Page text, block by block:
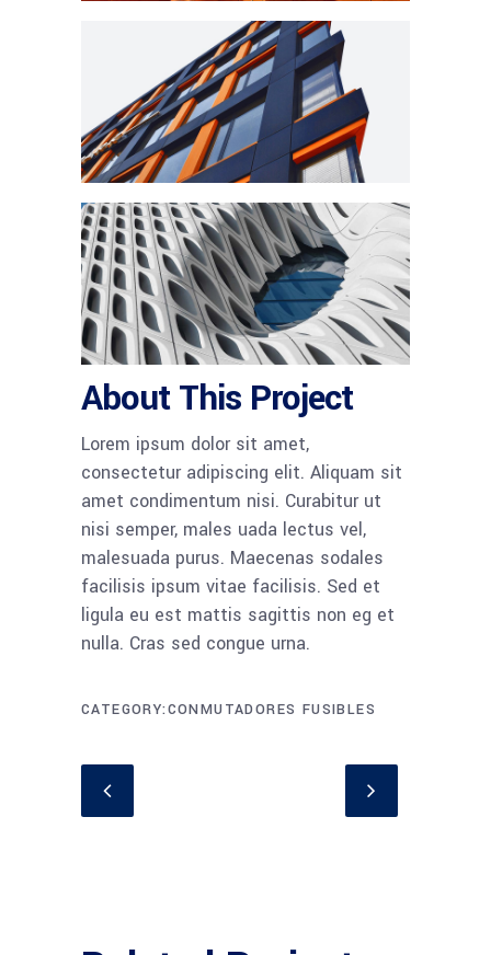
About This Project
Lorem ipsum dolor sit amet,
consectetur adipiscing elit. Aliquam sit
amet condimentum nisi. Curabitur ut
nisi semper, males uada lectus vel,
malesuada purus. Maecenas sodales
facilisis ipsum vitae facilisis. Sed et
ligula eu est mattis sagittis non eg et
nulla. Cras sed congue urna.
CATEGORY CONMUTADORES FUSIBLES